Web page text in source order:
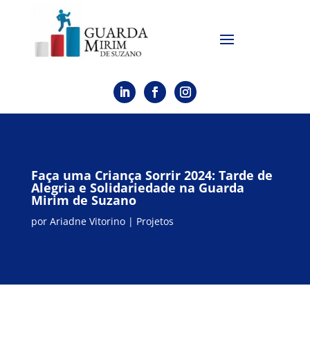
Faça uma Criança Sorrir 2024: Tarde de
Alegria e Solidariedade na Guarda
Mirim de Suzano
por Ariadne Vitorino| Projetos